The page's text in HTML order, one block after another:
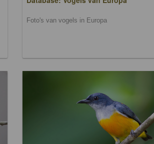
Foto's van vogels in Europa